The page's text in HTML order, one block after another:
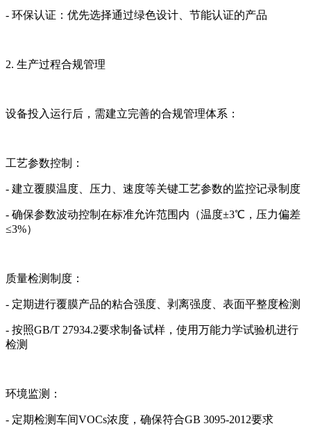
- 环保认证：优先选择通过绿色设计、节能认证的产品
2. 生产过程合规管理
设备投入运行后，需建立完善的合规管理体系：
工艺参数控制：
- 建立覆膜温度、压力、速度等关键工艺参数的监控记录制度
- 确保参数波动控制在标准允许范围内（温度±3℃，压力偏差
≤3%）
质量检测制度：
- 定期进行覆膜产品的粘合强度、剥离强度、表面平整度检测
- 按照GB/T 27934.2要求制备试样，使用万能力学试验机进行
检测
环境监测：
- 定期检测车间VOCs浓度，确保符合GB 3095-2012要求